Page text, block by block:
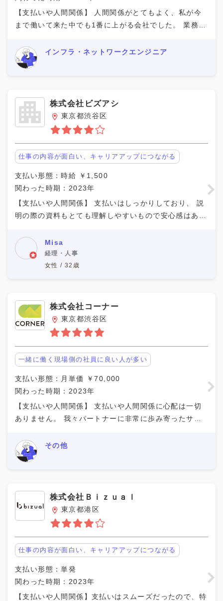
【支払いや人間関係】 人間関係がとてもよく、私が今
まで働いて来た中でも1番に上がる会社でした。 業務が
良かったです。もし、仕事を探してる人がいればぜひ
インフラ・ネットワークエンジニア
株式会社ビズアシ
東京都渋谷区
仕事の内容が面白い、キャリアアップにつながる
支払い形態：時給 ￥1,500
関わった時期：2023年
【支払いや人間関係】 支払いはしっかりしており、 説
明の際の資料もとても理解しやすいもので安心感はあり
た為、 応募者対応がメインとなります。 担当
Misa
経理・人事
女性 / 32歳
株式会社コーナー
東京都渋谷区
一緒に働く現場側の社員に良い人が多い
支払い形態：月単価 ￥70,000
関わった時期：2023年
【支払いや人間関係】 支払いや人間関係に心配は一切
ありません。 我々パートナーに非常に歩み寄ったサポ
業務でした。 DODAリクルーターズを使用して
その他
株式会社Ｂｉｚｕａｌ
東京都港区
仕事の内容が面白い、キャリアアップにつながる
支払い形態：単発
関わった時期：2023年
【支払いや人間関係】支払いはスムーズだったので、特